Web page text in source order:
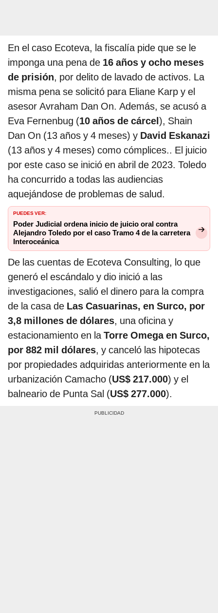
En el caso Ecoteva, la fiscalía pide que se le
imponga una pena de 16 años y ocho meses
de prisión, por delito de lavado de activos. La
misma pena se solicitó para Eliane Karp y el
asesor Avraham Dan On. Además, se acusó a
Eva Fernenbug (10 años de cárcel ), Shain
Dan On (13 años y 4 meses) y David Eskanazi
(13 años y 4 meses) como cómplices.. El juicio
por este caso se inició en abril de 2023. Toledo
ha concurrido a todas las audiencias
aquejándose de problemas de salud.
PUEDES VER:
Poder Judicial ordena inicio de juicio oral contra
Alejandro Toledo por el caso Tramo 4 de la carretera
Interoceánica
De las cuentas de Ecoteva Consulting, lo que
generó el escándalo y dio inició a las
investigaciones, salió el dinero para la compra
de la casa de Las Casuarinas, en Surco, por
3,8 millones de dólares, una oficina y
estacionamiento en laTorre Omega en Surco,
por 882 mil dólares, y canceló las hipotecas
por propiedades adquiridas anteriormente en la
urbanización Camacho (US$ 217.000) y el
balneario de Punta Sal (US$ 277.000).